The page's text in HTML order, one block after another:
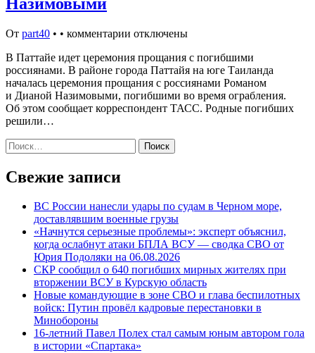
От part40 • • комментарии отключены
В Паттайе идет церемония прощания с погибшими
россиянами. В районе города Паттайя на юге Таиланда
началась церемония прощания с россиянами Романом
и Дианой Назимовыми, погибшими во время ограбления.
Об этом сообщает корреспондент ТАСС. Родные погибших
решили…
Найти:
Свежие записи
ВС России нанесли удары по судам в Черном море,
доставлявшим военные грузы
«Начнутся серьезные проблемы»: эксперт объяснил,
когда ослабнут атаки БПЛА ВСУ — сводка СВО от
Юрия Подоляки на 06.08.2026
СКР сообщил о 640 погибших мирных жителях при
вторжении ВСУ в Курскую область
Новые командующие в зоне СВО и глава беспилотных
войск: Путин провёл кадровые перестановки в
Минобороны
16-летний Павел Полех стал самым юным автором гола
в истории «Спартака»